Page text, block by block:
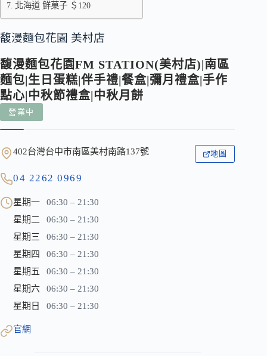
北海道 鮮菓子 ＄120
馥漫麵包花園 美村店
馥漫麵包花園FM STATION(美村店)|南區
麵包|生日蛋糕|伴手禮|餐盒|彌月禮盒|手作
點心|中秋節禮盒|中秋月餅
營業中
402台灣台中市南區美村南路137號 地圖
04 2262 0969
星期一
06:30 – 21:30
星期二
06:30 – 21:30
星期三
06:30 – 21:30
星期四
06:30 – 21:30
星期五
06:30 – 21:30
星期六
06:30 – 21:30
星期日
06:30 – 21:30
官網